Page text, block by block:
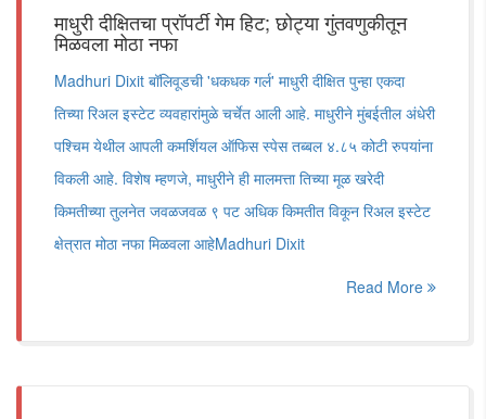
माधुरी दीक्षितचा प्रॉपर्टी गेम हिट; छोट्या गुंतवणुकीतून
मिळवला मोठा नफा
Madhuri Dixit बॉलिवूडची 'धकधक गर्ल' माधुरी दीक्षित पुन्हा एकदा
तिच्या रिअल इस्टेट व्यवहारांमुळे चर्चेत आली आहे. माधुरीने मुंबईतील अंधेरी
पश्चिम येथील आपली कमर्शियल ऑफिस स्पेस तब्बल ४.८५ कोटी रुपयांना
विकली आहे. विशेष म्हणजे, माधुरीने ही मालमत्ता तिच्या मूळ खरेदी
किमतीच्या तुलनेत जवळजवळ ९ पट अधिक किमतीत विकून रिअल इस्टेट
क्षेत्रात मोठा नफा मिळवला आहेMadhuri Dixit
Read More